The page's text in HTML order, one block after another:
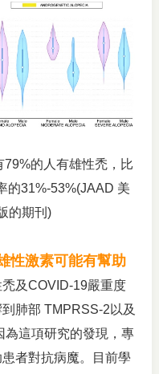
的人有雄性禿，比
的31%-53%(JAAD 美
的期刊)
性激素可能有幫助
及COVID-19嚴重度
肺部 TMPRSS-2以及
為這項研究的發現，專
者對抗病魔。目前學